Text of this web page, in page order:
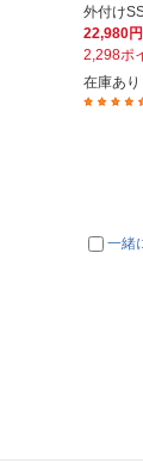
外付け
22,980円
2,298ポ
在庫あり
一緒